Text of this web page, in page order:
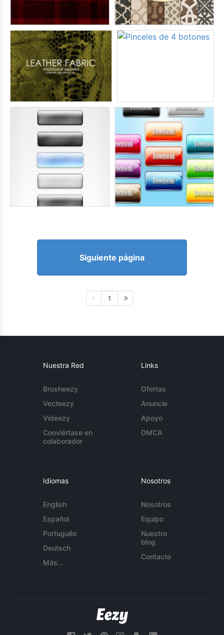
Siguiente página
1
Nuestra Red
Brusheezy
Vecteezy
Videezy
Conviértase en
colaborador
Links
Ofertas
Anuncie
Apoyo
DMCA
Idiomas
English
Español
Português
Deutsch
Más...
Nosotros
Nosotros
Equipo
Nuestro
blog
Contacto